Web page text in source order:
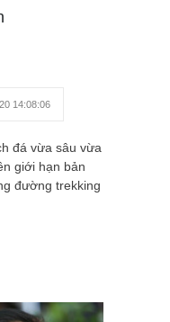
14:08:06
đá vừa sâu vừa
giới hạn bản
đường trekking